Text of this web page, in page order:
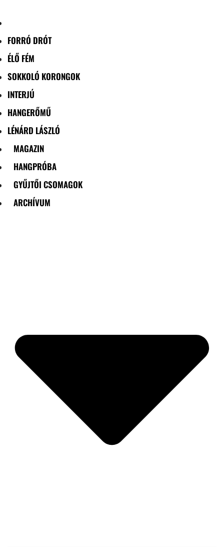
FORRÓ DRÓT
ÉLŐ FÉM
SOKKOLÓ KORONGOK
INTERJÚ
HANGERŐMŰ
LÉNÁRD LÁSZLÓ
MAGAZIN
HANGPRÓBA
GYŰJTŐI CSOMAGOK
ARCHÍVUM